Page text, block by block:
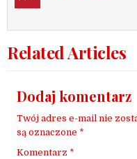
Related Articles
Dodaj komentarz
Twój adres e-mail nie
są oznaczone *
Komentarz *